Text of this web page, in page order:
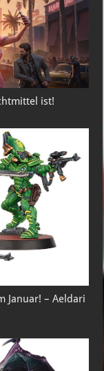
ist!
Januar! – Aeldari